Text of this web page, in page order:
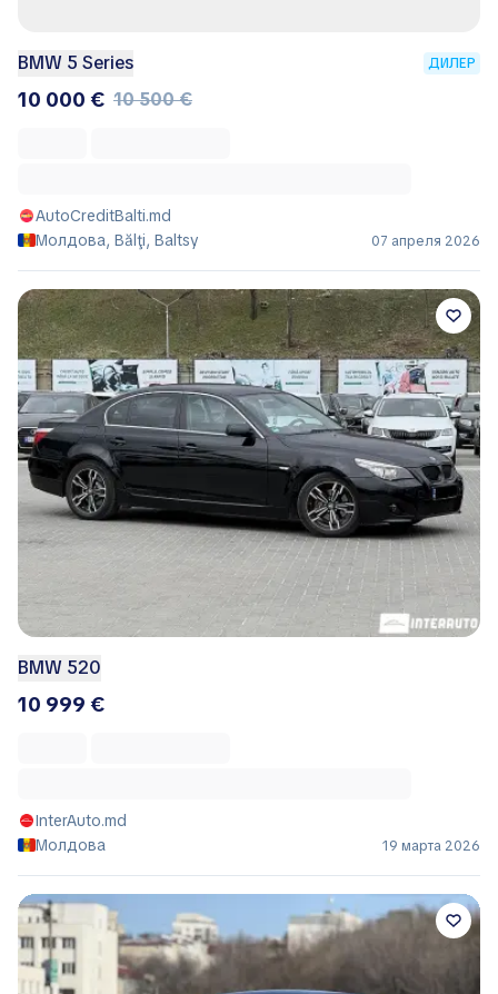
BMW 5 Series ДИЛЕР
10 000 € 10 500 €
AutoCreditBalti.md
Молдова, Bălţi, Baltsy
07 апреля 2026
BMW 520
10 999 €
InterAuto.md
Молдова
19 марта 2026